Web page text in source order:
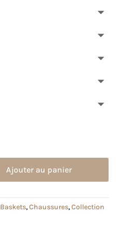
Ajouter au panier
Baskets,Chaussures,Collection